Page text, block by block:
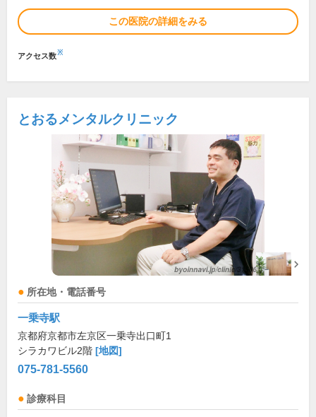
この医院の詳細をみる
アクセス数※
とおるメンタルクリニック
所在地・電話番号
一乗寺駅
京都府京都市左京区一乗寺出口町1
シラカワビル2階 [地図]
075-781-5560
診療科目